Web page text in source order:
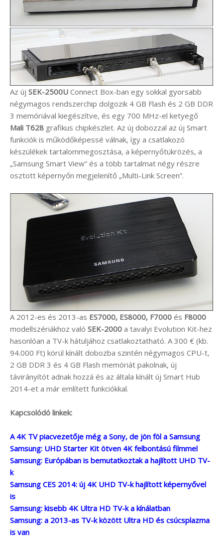
Az új SEK-2500U Connect Box-ban egy sokkal gyorsabb
négymagos rendszerchip dolgozik 4 GB Flash és 2 GB DDR
3 memóriával kiegészítve, és egy 700 MHz-el ketyegő
Mali T628 grafikus chipkészlet. Az új dobozzal az új Smart
funkciók is működőképessé válnak, így a csatlakozó
készülékek tartalommegosztása, a képernyőtükrözés, a
„Samsung Smart View” és a több tartalmat négy részre
osztott képernyőn megjelenítő „Multi-Link Screen”.
A 2012-es és 2013-as ES7000, ES8000, F7000 és F8000
modellszériákhoz való SEK-2000 a tavalyi Evolution Kit-hez
hasonlóan a TV-k hátuljához csatlakoztatható. A 300 € (kb.
94.000 Ft) körül kínált dobozba szintén négymagos CPU-t,
2 GB DDR 3 és 4 GB Flash memóriát pakolnak, új
távirányítót adnak hozzá és az általa kínált új Smart Hub
2014-et a már említett funkciókkal.
Kapcsolódó linkek:
A 4K TV piacvezetője még a Sony, de jön föl a Samsung
Samsung: UHD Starter Kit ötven 4K felbontású filmmel
Samsung: Európában is bemutatkoztak a hajlított UHD TV-
k
Samsung CES 2014: új 4K UHD TV-k hajlított képernyővel
is
Samsung: kisebb 4K Ultra HD TV-k a kínálatban
Samsung: a 2013-as TV-k között Ultra HD és csúcsplazma
is van